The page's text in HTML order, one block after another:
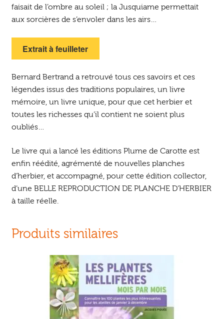
faisait de l’ombre au soleil ; la Jusquiame permettait
aux sorcières de s’envoler dans les airs…
Extrait à feuilleter
Bernard Bertrand a retrouvé tous ces savoirs et ces
légendes issus des traditions populaires, un livre
mémoire, un livre unique, pour que cet herbier et
toutes les richesses qu’il contient ne soient plus
oubliés…
Le livre qui a lancé les éditions Plume de Carotte est
enfin réédité, agrémenté de nouvelles planches
d’herbier, et accompagné, pour cette édition collector,
d’une BELLE REPRODUCTION DE PLANCHE D’HERBIER
à taille réelle.
Produits similaires